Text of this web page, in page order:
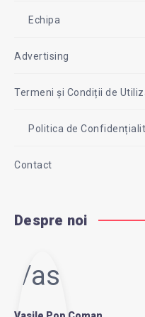
Echipa
Advertising
Termeni și Condiții de
Politica de
Contact
Despre noi
Vasi